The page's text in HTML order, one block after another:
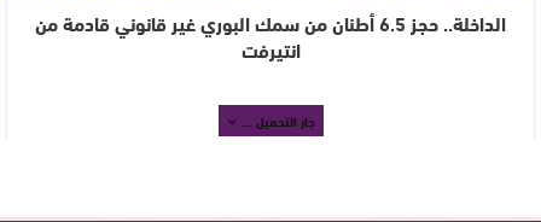
الداخلة.. حجز 6.5 أطنان من سمك البوري غير قانوني قادمة من
انتيرفت
جار التحميل ...